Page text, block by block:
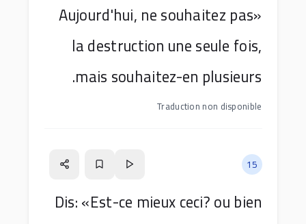
«Aujourd'hui, ne souhaitez pas
la destruction une seule fois,
mais souhaitez-en plusieurs.
Traduction non disponible
15
Dis: «Est-ce mieux ceci? ou bien